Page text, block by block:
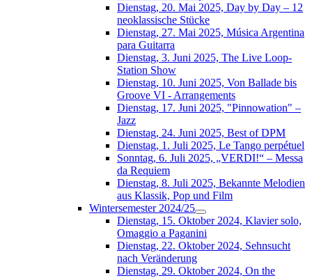
Dienstag, 20. Mai 2025, Day by Day – 12
neoklassische Stücke
Dienstag, 27. Mai 2025, Música Argentina
para Guitarra
Dienstag, 3. Juni 2025, The Live Loop-
Station Show
Dienstag, 10. Juni 2025, Von Ballade bis
Groove VI - Arrangements
Dienstag, 17. Juni 2025, "Pinnowation" –
Jazz
Dienstag, 24. Juni 2025, Best of DPM
Dienstag, 1. Juli 2025, Le Tango perpétuel
Sonntag, 6. Juli 2025, „VERDI!“ – Messa
da Requiem
Dienstag, 8. Juli 2025, Bekannte Melodien
aus Klassik, Pop und Film
Wintersemester 2024/25
Dienstag, 15. Oktober 2024, Klavier solo,
Omaggio a Paganini
Dienstag, 22. Oktober 2024, Sehnsucht
nach Veränderung
Dienstag, 29. Oktober 2024, On the